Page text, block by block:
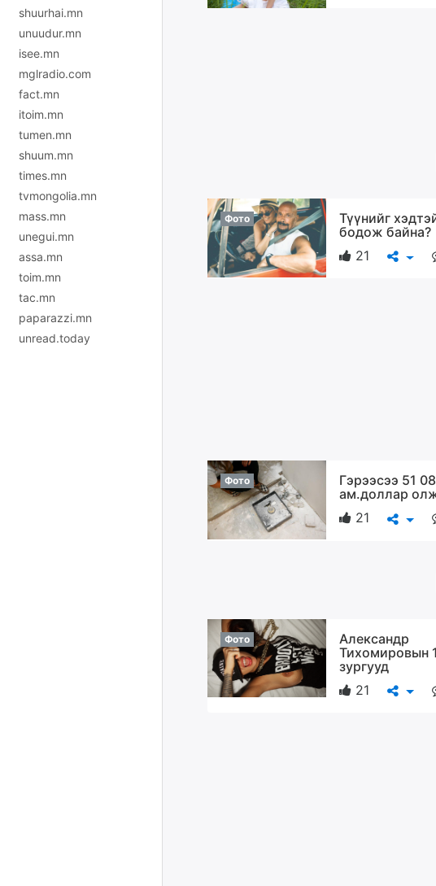
shuurhai.mn
unuudur.mn
isee.mn
mglradio.com
fact.mn
itoim.mn
tumen.mn
shuum.mn
times.mn
tvmongolia.mn
mass.mn
unegui.mn
assa.mn
toim.mn
tac.mn
paparazzi.mn
unread.today
Фото
Түүнийг
бодож байна?
21
Фото
Гэрээсээ 51
ам.доллар
21
Фото
Александр
Тихомировын
зургууд
21